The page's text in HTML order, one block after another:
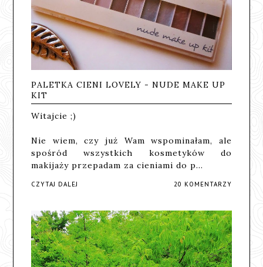
PALETKA CIENI LOVELY - NUDE MAKE UP
KIT
Witajcie ;)
Nie wiem, czy już Wam wspominałam, ale
spośród wszystkich kosmetyków do
makijaży przepadam za cieniami do p…
CZYTAJ DALEJ 20 KOMENTARZY